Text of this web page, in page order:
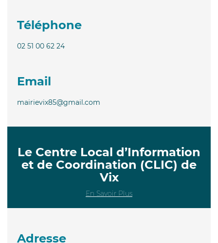
Téléphone
02 51 00 62 24
Email
mairievix85@gmail.com
Le Centre Local d’Information
et de Coordination (CLIC) de
Vix
En Savoir Plus
Adresse